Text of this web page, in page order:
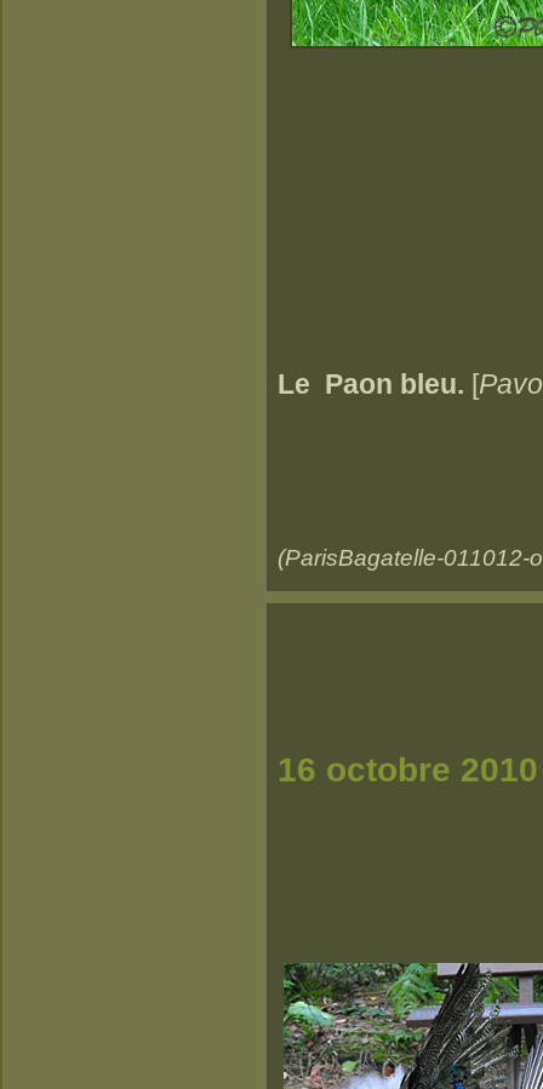
Le Paon bleu. [
(ParisBagatelle-011012-
16 octobre 2010